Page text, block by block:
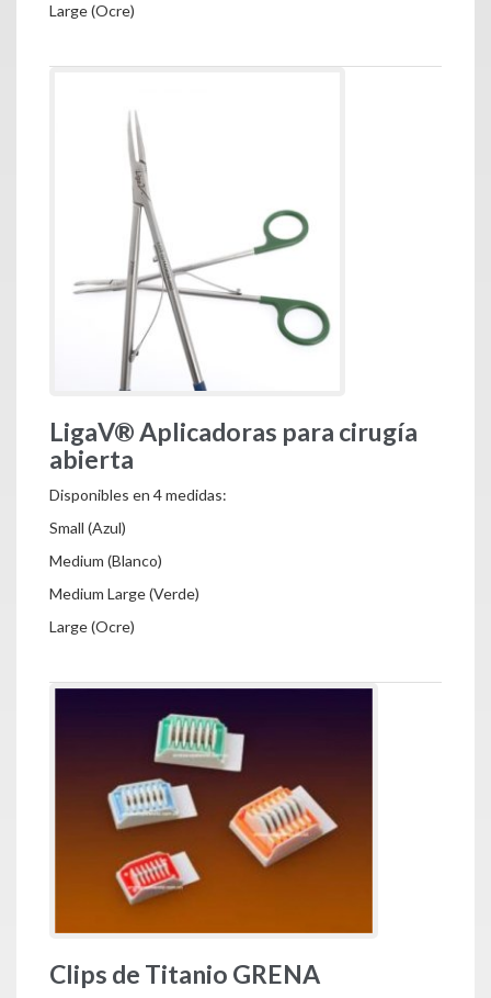
Large (Ocre)
LigaV® Aplicadoras para cirugía
abierta
Disponibles en 4 medidas:
Small (Azul)
Medium (Blanco)
Medium Large (Verde)
Large (Ocre)
Clips de Titanio GRENA